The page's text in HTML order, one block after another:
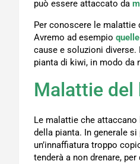
può essere attaccato da
Per conoscere le malattie
Avremo ad esempio
cause e soluzioni
pianta di kiwi, in modo da
Malattie del
Le malattie che
della pianta. In generale
un’innaffiatura troppo
tenderà a non drenare,